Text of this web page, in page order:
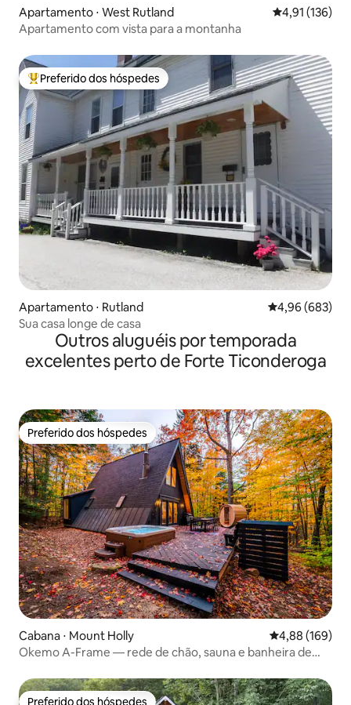
Apartamento ⋅ West Rutland 4,91 de uma
4,91 (136)
Apartamento com vista para a montanha
Entre os melhores preferidos dos hóspedes
Preferido dos hóspedes
Apartamento ⋅ Rutland 4,96 de uma
4,96 (683)
Sua casa longe de casa
Outros aluguéis por temporada
excelentes perto de Forte Ticonderoga
Preferido dos hóspedes
Preferido dos hóspedes
Cabana ⋅ Mount Holly 4,88 de uma
4,88 (169)
Okemo A-Frame — rede de chão, sauna e banheira de
Preferido dos hóspedes